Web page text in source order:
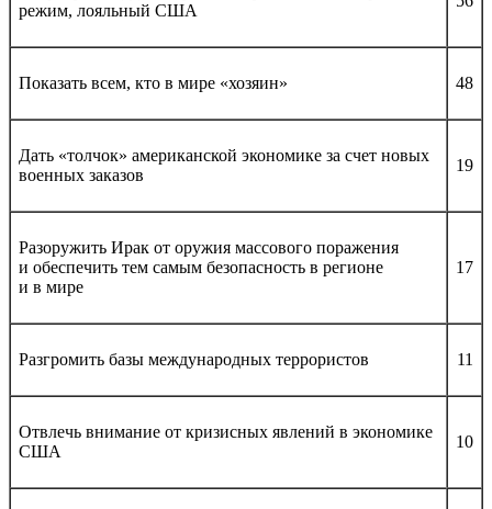
режим, лояльный США
Показать всем, кто в мире «хозяин» 48
Дать «толчок» американской экономике за счет новых
военных заказов
19
Разоружить Ирак от оружия массового поражения
и обеспечить тем самым безопасность в регионе
и в мире
17
Разгромить базы международных террористов 11
Отвлечь внимание от кризисных явлений в экономике
США
10